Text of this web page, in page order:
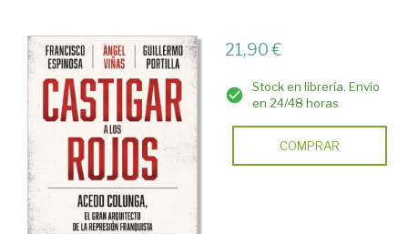
21,90 €
Stock en librería. Envío
en 24/48 horas
COMPRAR